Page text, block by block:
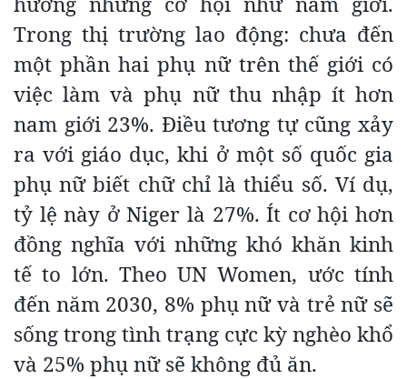
Trong thị trường lao động: chưa đến
một phần hai phụ nữ trên thế giới có
việc làm và phụ nữ thu nhập ít hơn
nam giới 23%. Điều tương tự cũng xảy
ra với giáo dục, khi ở một số quốc gia
phụ nữ biết chữ chỉ là thiểu số. Ví dụ,
tỷ lệ này ở Niger là 27%. Ít cơ hội hơn
đồng nghĩa với những khó khăn kinh
tế to lớn. Theo UN Women, ước tính
đến năm 2030, 8% phụ nữ và trẻ nữ sẽ
sống trong tình trạng cực kỳ nghèo khổ
và 25% phụ nữ sẽ không đủ ăn.